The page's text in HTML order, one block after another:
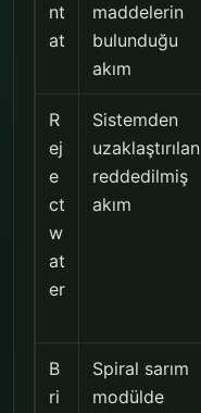
nt
at
maddelerin
bulunduğu
akım
R
ej
e
ct
w
at
er
Sistemden
uzaklaştırılan
reddedilmiş
akım
B
ri
Spiral sarım
modülde